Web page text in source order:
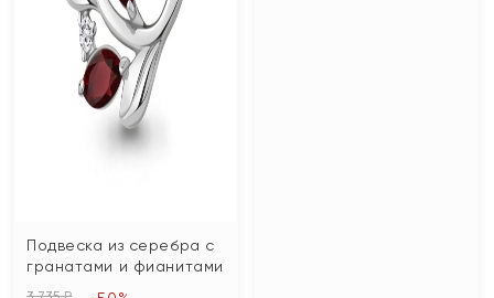
Подвеска из серебра с
гранатами и фианитами